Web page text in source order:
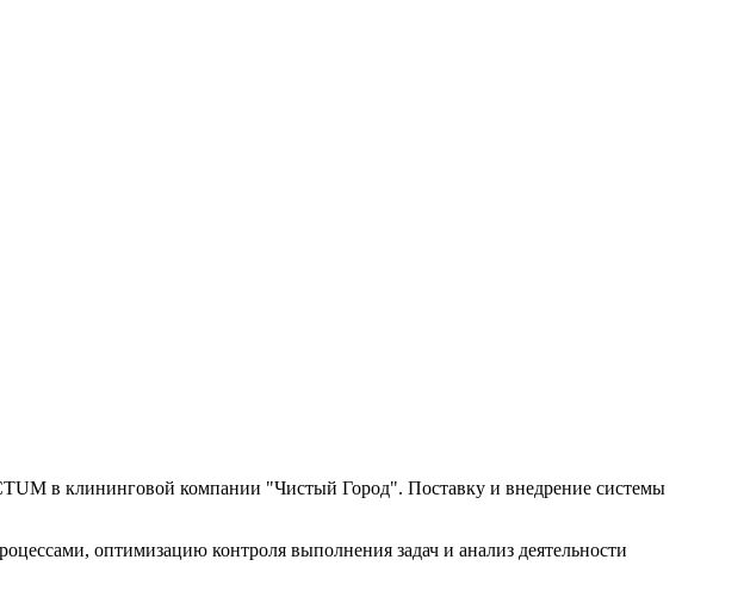
в клининговой компании "Чистый Город". Поставку и внедрение системы
оптимизацию контроля выполнения задач и анализ деятельности